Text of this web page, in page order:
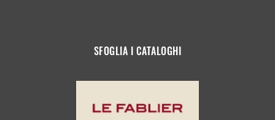
SFOGLIA I CATALOGHI